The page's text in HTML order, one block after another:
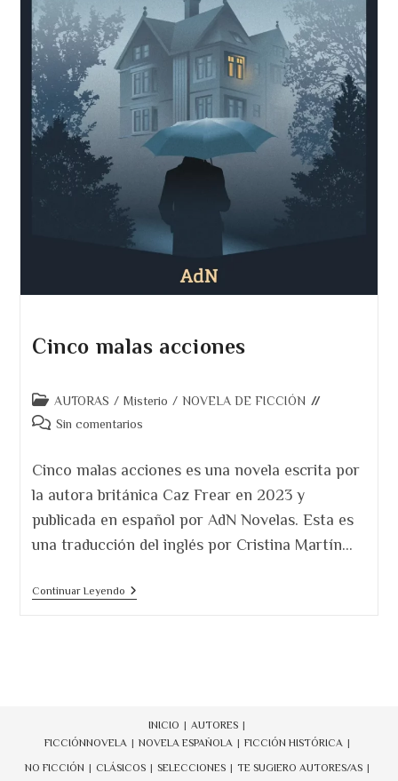
Cinco malas acciones
Categoría
de
AUTORAS / Misterio / NOVELA DE FICCIÓN
Comentarios
entrada:
Sin comentarios
Cinco malas acciones es una novela escrita por
la autora británica Caz Frear en 2023 y
publicada en español por AdN Novelas. Esta es
una traducción del inglés por Cristina Martín…
Continuar LeyendoCinco
INICIO
AUTORES
FICCIÓNNOVELA NOVELA ESPAÑOLA
FICCIÓN HISTÓRICA
NO FICCIÓN
CLÁSICOS SELECCIONES
TE SUGIERO AUTORES/AS